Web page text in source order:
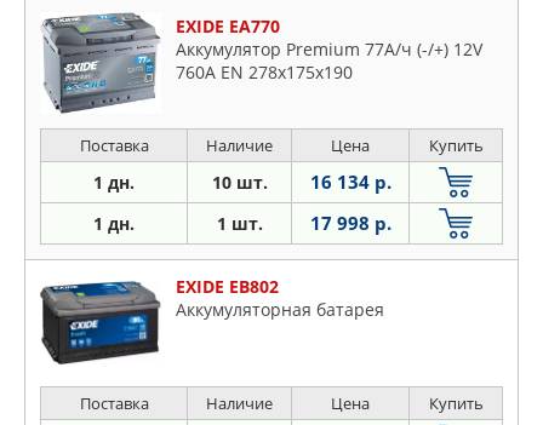
EXIDE EA770
Аккумулятор Premium 77A/ч (-/+) 12V
760A EN 278x175x190
Поставка Наличие Цена Купить
1 дн. 10 шт. 16 134 р.
1 дн. 1 шт. 17 998 р.
EXIDE EB802
Аккумуляторная батарея
Поставка Наличие Цена Купить